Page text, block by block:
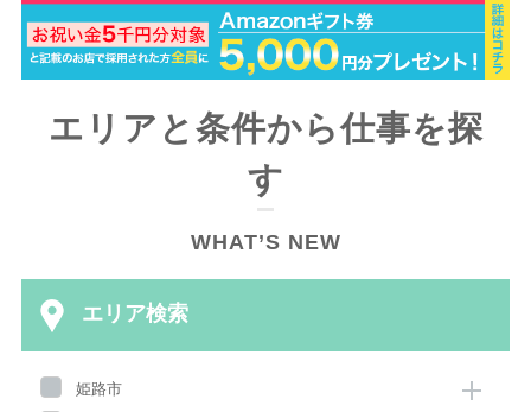
エリアと条件から仕事を探
す
WHAT’S NEW
エリア検索
姫路市